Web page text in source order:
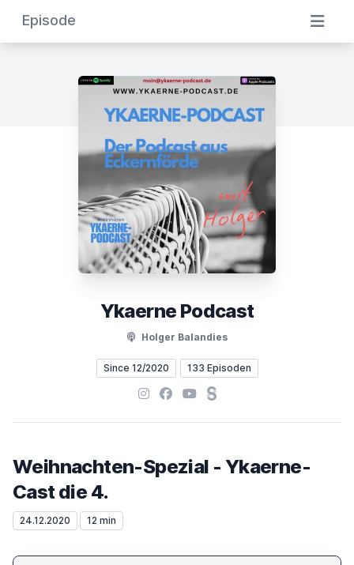
Episode
Ykaerne Podcast
Holger Balandies
Since 12/2020 133 Episoden
Instagram
Facebook
YouTubeSteady
Weihnachten-Spezial - Ykaerne-
Cast die 4.
24.12.2020 12 min